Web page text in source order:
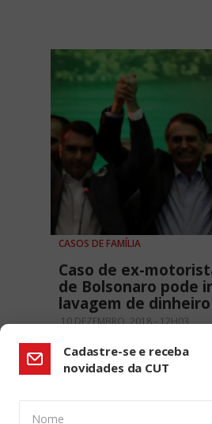
CASOS DE FAMÍLIA
Caso de ex-
de Bolsonaro pode
lavagem de dinheiro
10 DEZEMBRO, 2018 - 12H03
Cadastre-se e receba
novidades da CUT
Nome